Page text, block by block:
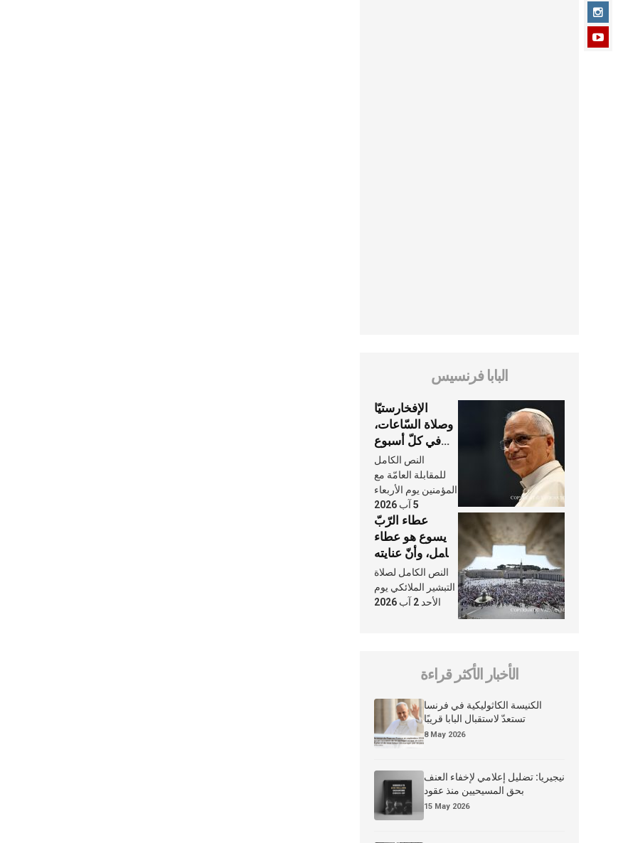
البابا فرنسيس
الإفخارستيّا
وصلاة السّاعات،
في كلّ أسبوع
وكلّ يوم، هما
النَّفَس في حياة
الكنيسة
النص الكامل
للمقابلة العامّة مع
المؤمنين يوم الأربعاء
5 آب 2026
عطاء الرّبّ
يسوع هو عطاء
شامل، وأنّ عنايته
بنا لا تغيب عنّا
أبدًا
النص الكامل لصلاة
التبشير الملائكي يوم
الأحد 2 آب 2026
الأخبار الأكثر قراءة
الكنيسة الكاثوليكية في فرنسا
تستعدّ لاستقبال البابا قريبًا
8 May 2026
نيجيريا: تضليل إعلامي لإخفاء العنف
بحق المسيحيين منذ عقود
15 May 2026